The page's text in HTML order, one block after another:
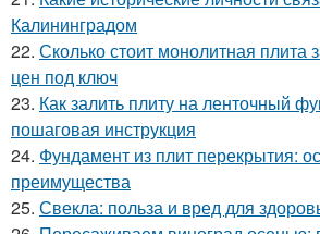
Калининградом
22. Сколько стоит монолитная плита
цен под ключ
23. Как залить плиту на ленточный
пошаговая инструкция
24. Фундамент из плит перекрытия:
преимущества
25. Свекла: польза и вред для